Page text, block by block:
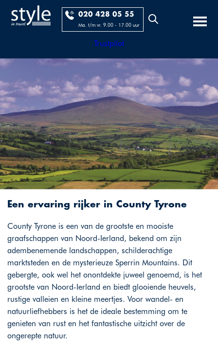
020 428 05 55
Ma. t/m vr. 9.00 - 17.00 uur
Trustpilot
Een ervaring rijker in County Tyrone
County Tyrone is een van de grootste en mooiste
graafschappen van Noord-Ierland, bekend om zijn
adembenemende landschappen, schilderachtige
marktsteden en de mysterieuze Sperrin Mountains. Dit
gebergte, ook wel het onontdekte juweel genoemd, is het
grootste van Noord-Ierland en biedt glooiende heuvels,
rustige valleien en kleine meertjes. Voor wandel- en
natuurliefhebbers is het de ideale bestemming om te
genieten van rust en het fantastische uitzicht over de
ongerepte natuur.